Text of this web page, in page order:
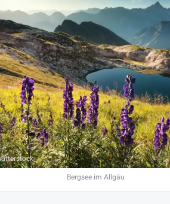
Bergsee im Allgäu